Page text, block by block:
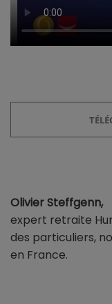
Olivier Steffgenn,
expert retraite
des particuliers,
en France.